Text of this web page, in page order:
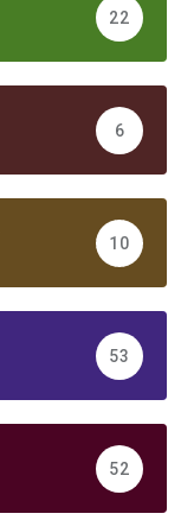
22
6
10
53
52